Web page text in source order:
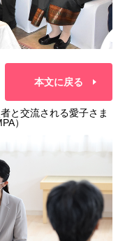
本文に戻る
と交流される愛子さま
）